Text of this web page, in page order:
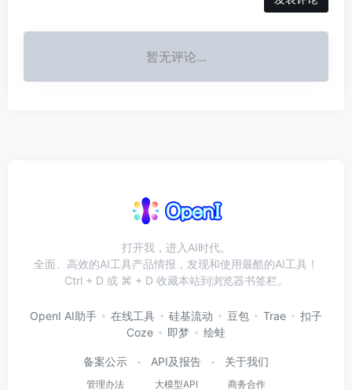
暂无评论...
打开我，进入AI时代。
全面、高效的AI工具产品情报，发现和使用最酷的AI工具！
Ctrl + D 或 ⌘ + D 收藏本站到浏览器书签栏。
OpenI AI助手 在线工具 硅基流动 豆包 Trae
扣子
Coze
即梦 绘蛙
备案公示
管理办法
API及报告
大模型API
关于我们
商务合作